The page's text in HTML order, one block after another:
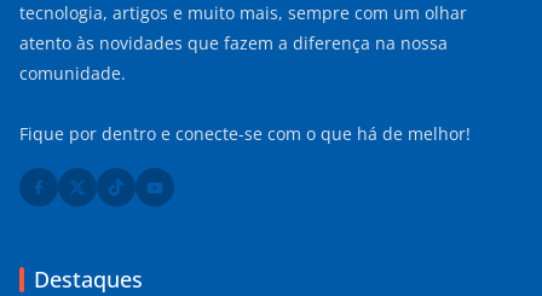
tecnologia, artigos e muito mais, sempre com um olhar
atento às novidades que fazem a diferença na nossa
comunidade.
Fique por dentro e conecte-se com o que há de melhor!
Destaques